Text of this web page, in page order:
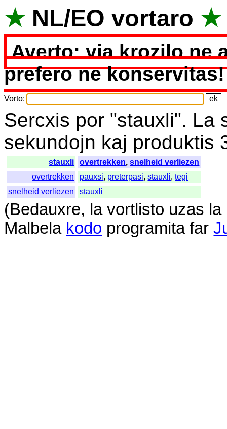
★ NL/EO vortaro ★
Averto: via krozilo ne
prefero ne konservitas!
Vorto:
Sercxis por "stauxli". La
sekundojn kaj produktis
stauxli overtrekken,snelheid verliezen
overtrekken
pauxsi, preterpasi,stauxli,tegi
snelheid verliezen
stauxli
(Bedauxre, la vortlisto uzas la
Malbela kodo programita far